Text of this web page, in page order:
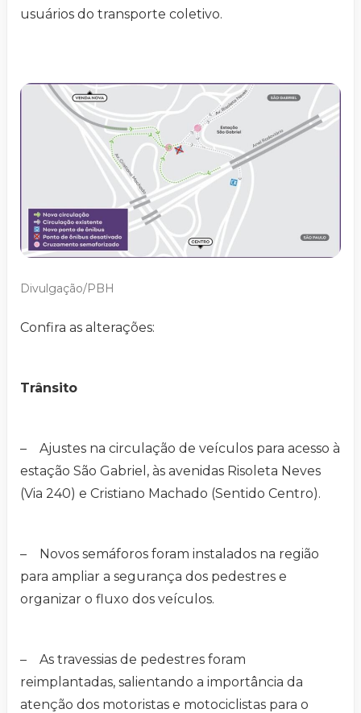
usuários do transporte coletivo.
Divulgação/PBH
Confira as alterações:
Trânsito
– Ajustes na circulação de veículos para acesso à
estação São Gabriel, às avenidas Risoleta Neves
(Via 240) e Cristiano Machado (Sentido Centro).
– Novos semáforos foram instalados na região
para ampliar a segurança dos pedestres e
organizar o fluxo dos veículos.
– As travessias de pedestres foram
reimplantadas, salientando a importância da
atenção dos motoristas e motociclistas para o